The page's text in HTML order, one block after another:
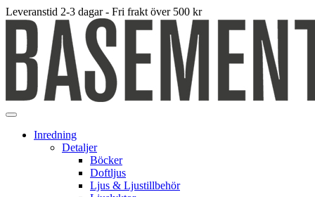
Leveranstid 2-3 dagar - Fri frakt över 500 kr
Inredning
Detaljer
Böcker
Doftljus
Ljus & Ljustillbehör